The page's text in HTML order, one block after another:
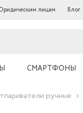
лицам Блог
СМАРТФОНЫ
ручные